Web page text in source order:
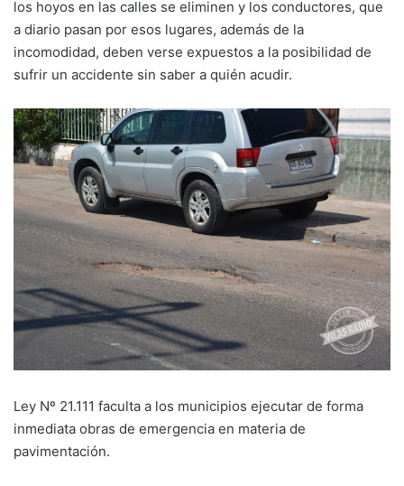
los hoyos en las calles se eliminen y los conductores, que
a diario pasan por esos lugares, además de la
incomodidad, deben verse expuestos a la posibilidad de
sufrir un accidente sin saber a quién acudir.
Ley Nº 21.111 faculta a los municipios ejecutar de forma
inmediata obras de emergencia en materia de
pavimentación.